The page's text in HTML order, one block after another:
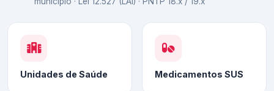
Unidades de Saúde Medicamentos SUS